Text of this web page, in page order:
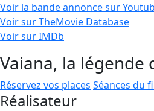
Voir la bande annonce sur
Voir sur TheMovie Database
Voir sur IMDb
Vaiana, la
Réservez vos places Séances du
Réalisateur